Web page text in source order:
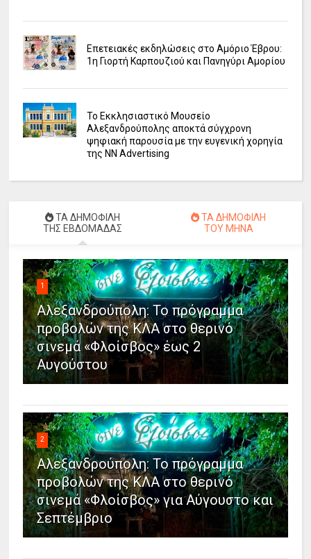
Επετειακές εκδηλώσεις στο Αμόριο Έβρου:
1η Γιορτή Καρπουζιού και Πανηγύρι Αμορίου
Το Εκκλησιαστικό Μουσείο
Αλεξανδρούπολης αποκτά σύγχρονη
ψηφιακή παρουσία με την ευγενική χορηγία
της NN Advertising
ΤΑ ΔΗΜΟΦΙΛΗ
ΤΗΣ ΕΒΔΟΜΑΔΑΣ
ΤΑ ΔΗΜΟΦΙΛΗ
ΤΟΥ ΜΗΝΑ
1
Αλεξανδρούπολη: Το πρόγραμμα
προβολών της ΚΛΑ στο θερινό
σινεμά «Φλοίσβος» έως 2
Αυγούστου
2
Αλεξανδρούπολη: Το πρόγραμμα
προβολών της ΚΛΑ στο θερινό
σινεμά «Φλοίσβος» για Αύγουστο και
Σεπτέμβριο